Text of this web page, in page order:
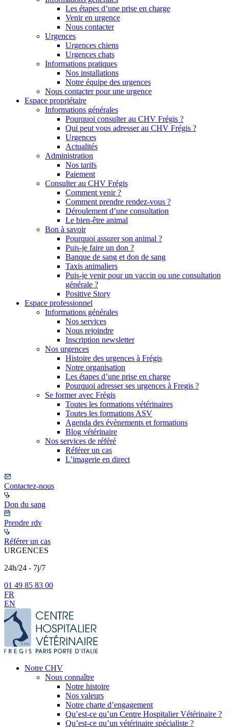
Les étapes d’une prise en charge
Venir en urgence
Nous contacter
Urgences
Urgences chiens
Urgences chats
Informations pratiques
Nos installations
Notre équipe des urgences
Nous contacter pour une urgence
Espace propriétaire
Informations générales
Pourquoi consulter au CHV Frégis ?
Qui peut vous adresser au CHV Frégis ?
Urgences
Actualités
Administration
Nos tarifs
Paiement
Consulter au CHV Frégis
Comment venir ?
Comment prendre rendez-vous ?
Déroulement d’une consultation
Le bien-être animal
Bon à savoir
Pourquoi assurer son animal ?
Puis-je faire un don ?
Banque de sang et don de sang
Taxis animaliers
Puis-je venir pour un vaccin ou une consultation
générale ?
Positive Story
Espace professionnel
Informations générales
Nos services
Nous rejoindre
Inscription newsletter
Nos urgences
Histoire des urgences à Frégis
Notre organisation
Les étapes d’une prise en charge
Pourquoi adresser ses urgences à Fregis ?
Se former avec Frégis
Toutes les formations vétérinaires
Toutes les formations ASV
Agenda des évènements et formations
Blog vétérinaire
Nos services de référé
Référer un cas
L’imagerie en direct
Contactez-nous
Don du sang
Prendre rdv
Référer un cas
URGENCES
24h/24 - 7j/7
01 49 85 83 00
FR
EN
Notre CHV
Nous connaître
Notre histoire
Nos valeurs
Notre charte d’engagement
Qu’est-ce qu’un Centre Hospitalier Vétérinaire ?
Qu’est-ce qu’un vétérinaire spécialiste ?